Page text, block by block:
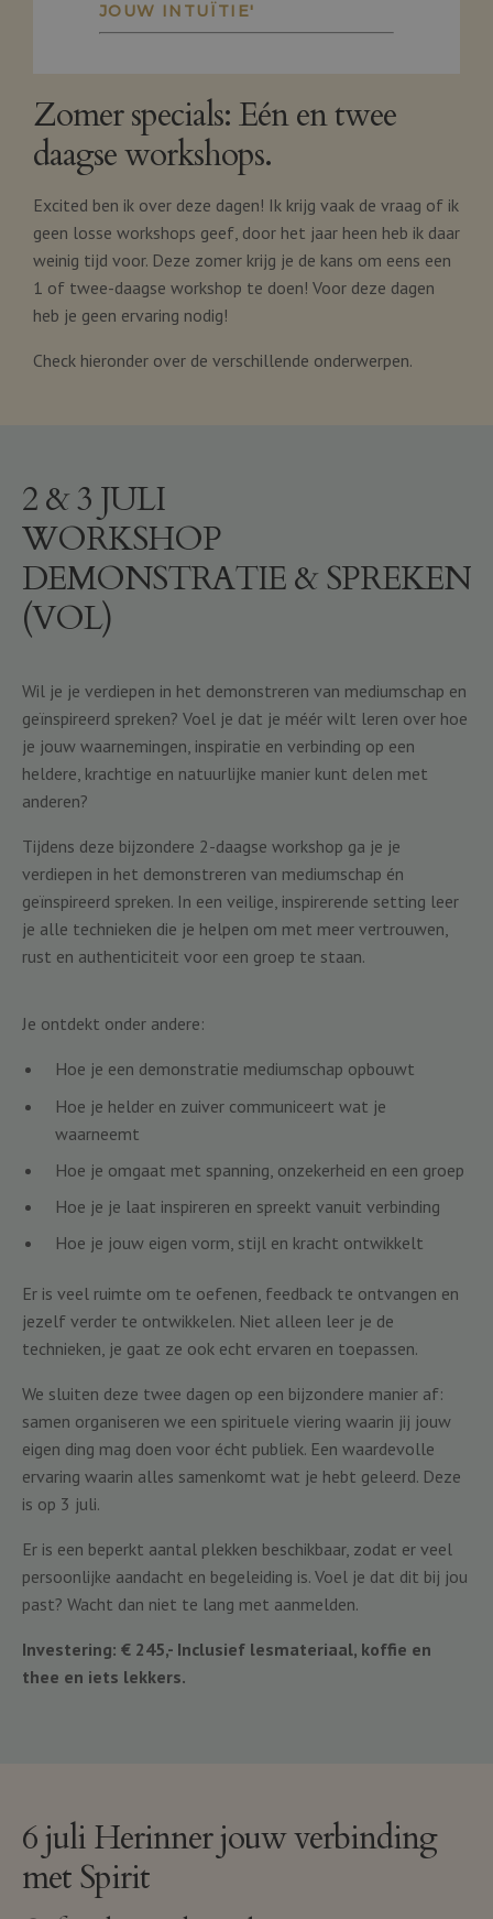
JOUW INTUÏTIE'
Zomer specials: Eén en twee
daagse workshops.
Excited ben ik over deze dagen! Ik krijg vaak de vraag of ik
geen losse workshops geef, door het jaar heen heb ik daar
weinig tijd voor. Deze zomer krijg je de kans om eens een
1 of twee-daagse workshop te doen! Voor deze dagen
heb je geen ervaring nodig!
Check hieronder over de verschillende onderwerpen.
2 & 3 JULI
WORKSHOP
DEMONSTRATIE & SPREKEN
(VOL)
Wil je je verdiepen in het demonstreren van mediumschap en
geïnspireerd spreken? Voel je dat je méér wilt leren over hoe
je jouw waarnemingen, inspiratie en verbinding op een
heldere, krachtige en natuurlijke manier kunt delen met
anderen?
Tijdens deze bijzondere 2-daagse workshop ga je je
verdiepen in het demonstreren van mediumschap én
geïnspireerd spreken. In een veilige, inspirerende setting leer
je alle technieken die je helpen om met meer vertrouwen,
rust en authenticiteit voor een groep te staan.
Je ontdekt onder andere:
Hoe je een demonstratie mediumschap opbouwt
Hoe je helder en zuiver communiceert wat je
waarneemt
Hoe je omgaat met spanning, onzekerheid en een groep
Hoe je je laat inspireren en spreekt vanuit verbinding
Hoe je jouw eigen vorm, stijl en kracht ontwikkelt
Er is veel ruimte om te oefenen, feedback te ontvangen en
jezelf verder te ontwikkelen. Niet alleen leer je de
technieken, je gaat ze ook echt ervaren en toepassen.
We sluiten deze twee dagen op een bijzondere manier af:
samen organiseren we een spirituele viering waarin jij jouw
eigen ding mag doen voor écht publiek. Een waardevolle
ervaring waarin alles samenkomt wat je hebt geleerd. Deze
is op 3 juli.
Er is een beperkt aantal plekken beschikbaar, zodat er veel
persoonlijke aandacht en begeleiding is. Voel je dat dit bij jou
past? Wacht dan niet te lang met aanmelden.
Investering: € 245,- Inclusief lesmateriaal, koffie en
thee en iets lekkers.
6 juli Herinner jouw verbinding
met Spirit